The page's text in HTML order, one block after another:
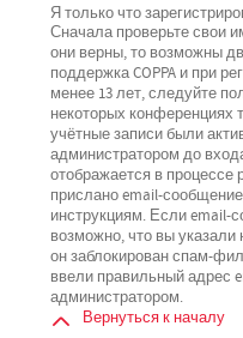
Я только что
Сначала проверьте свои
они верны, то возможны
поддержка COPPA и при
менее 13 лет, следуйте
некоторых конференциях
учётные записи были
администратором до
отображается в процессе
прислано email-
инструкциям. Если email-
возможно, что вы
он заблокирован спам-
ввели правильный адрес
администратором.
Вернуться к началу